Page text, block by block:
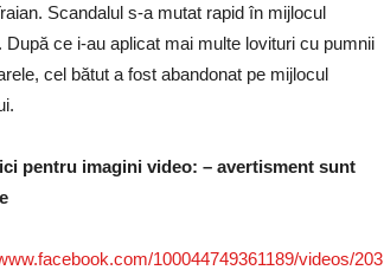
Scandalul s-a mutat rapid în mijlocul
După ce i-au aplicat mai multe lovituri cu pumnii
cel bătut a fost abandonat pe mijlocul
pentru imagini video: – avertisment sunt
100044749361189/videos/203